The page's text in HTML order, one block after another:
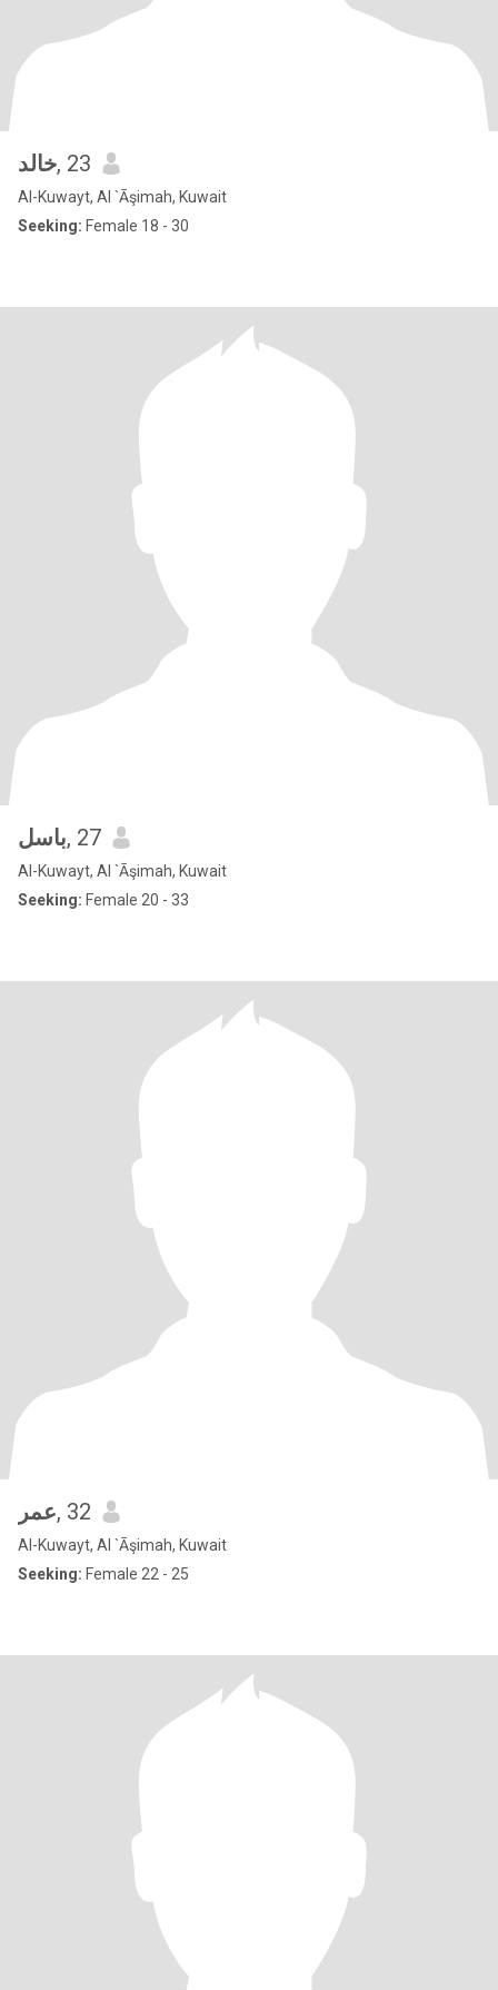
خالد, 23
Al-Kuwayt, Al `Āşimah, Kuwait
Seeking: Female 18 - 30
باسل, 27
Al-Kuwayt, Al `Āşimah, Kuwait
Seeking: Female 20 - 33
عمر, 32
Al-Kuwayt, Al `Āşimah, Kuwait
Seeking: Female 22 - 25